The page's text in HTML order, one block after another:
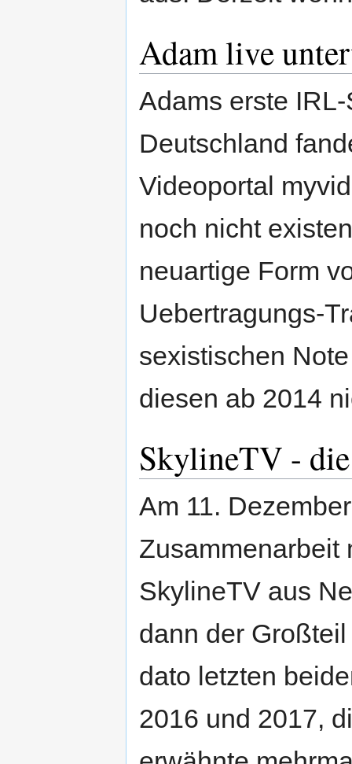
Adam live
Adams erste
Deutschland
Videoportal
noch nicht
neuartige Form
Uebertragungs-
sexistischen
diesen ab 2014
SkylineTV -
Am 11.
Zusammenarbeit
SkylineTV aus
dann der
dato letzten
2016 und 2017,